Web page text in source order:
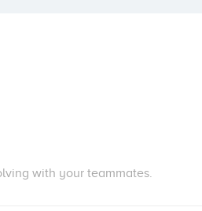
with your teammates.